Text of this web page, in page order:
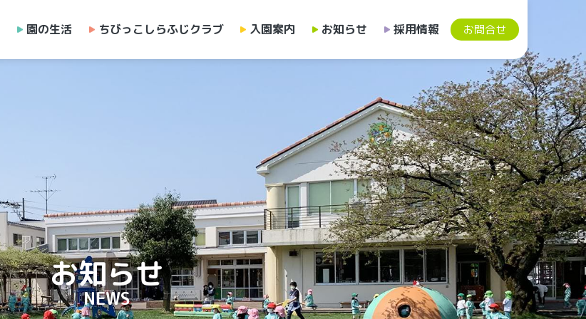
園の生活 ちびっこしらふじクラブ 入園案内 お知らせ 採用情報 お問合せ
お知らせ
NEWS